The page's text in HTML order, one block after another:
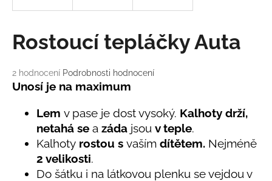
Průměrné
hodnocení
produktu
2 hodnocení Podrobnosti hodnocení
Rostoucí tepláčky Auta
Unosí je na maximum
Lem v pase je dost vysoký. Kalhoty drží,
netahá se a záda jsou v teple.
Kalhoty rostou s vaším dítětem. Nejméně
2 velikosti.
Do šátku i na látkovou plenku se vejdou v
p
r
u